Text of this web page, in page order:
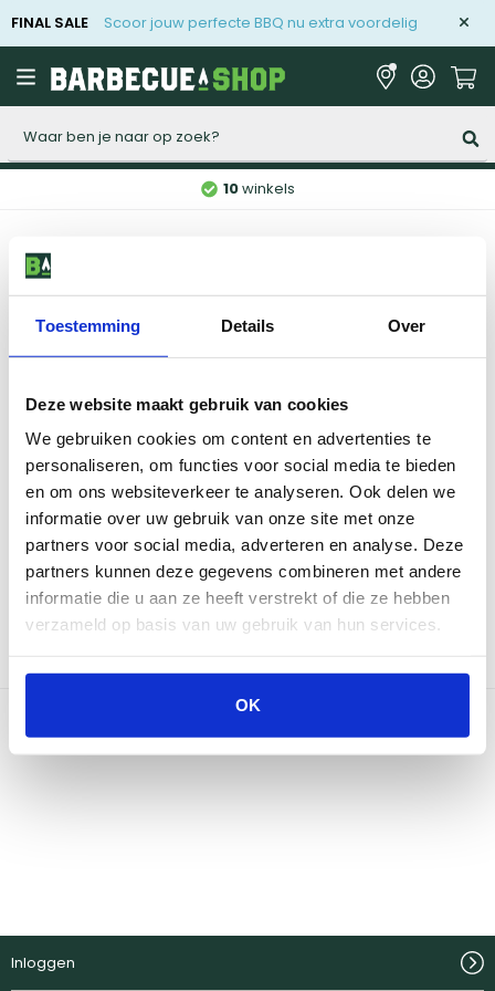
Toestemming Details Over
Deze website maakt gebruik van cookies
We gebruiken cookies om content en advertenties te
personaliseren, om functies voor social media te bieden
en om ons websiteverkeer te analyseren. Ook delen we
informatie over uw gebruik van onze site met onze
partners voor social media, adverteren en analyse. Deze
partners kunnen deze gegevens combineren met andere
informatie die u aan ze heeft verstrekt of die ze hebben
verzameld op basis van uw gebruik van hun services.
OK
FINAL SALE Scoor jouw perfecte BBQ nu extra voordelig
10winkels
Vorige
Niet gevonden wat je zocht?
Onze specialisten helpen je graag.
Neem contact op
Bekijk onze winkels
Inloggen